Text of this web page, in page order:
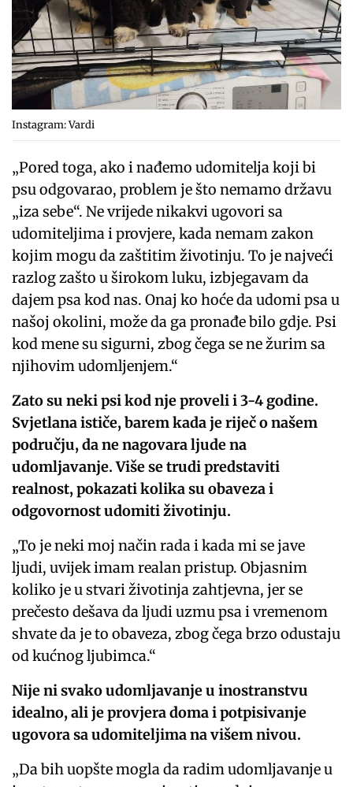
Instagram: Vardi
„Pored toga, ako i nađemo udomitelja koji bi
psu odgovarao, problem je što nemamo državu
„iza sebe“. Ne vrijede nikakvi ugovori sa
udomiteljima i provjere, kada nemam zakon
kojim mogu da zaštitim životinju. To je najveći
razlog zašto u širokom luku, izbjegavam da
dajem psa kod nas. Onaj ko hoće da udomi psa u
našoj okolini, može da ga pronađe bilo gdje. Psi
kod mene su sigurni, zbog čega se ne žurim sa
njihovim udomljenjem.“
Zato su neki psi kod nje proveli i 3-4 godine.
Svjetlana ističe, barem kada je riječ o našem
području, da ne nagovara ljude na
udomljavanje. Više se trudi predstaviti
realnost, pokazati kolika su obaveza i
odgovornost udomiti životinju.
„To je neki moj način rada i kada mi se jave
ljudi, uvijek imam realan pristup. Objasnim
koliko je u stvari životinja zahtjevna, jer se
prečesto dešava da ljudi uzmu psa i vremenom
shvate da je to obaveza, zbog čega brzo odustaju
od kućnog ljubimca.“
Nije ni svako udomljavanje u inostranstvu
idealno, ali je provjera doma i potpisivanje
ugovora sa udomiteljima na višem nivou.
„Da bih uopšte mogla da radim udomljavanje u